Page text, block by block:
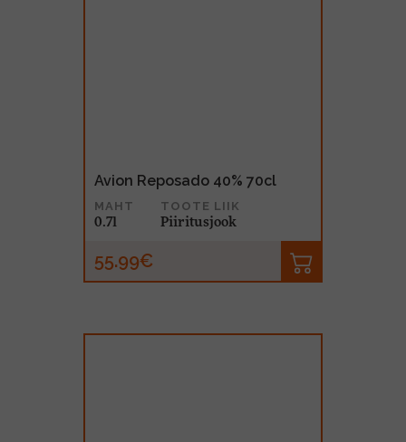
Avion Reposado 40% 70cl
MAHT
0.7l
TOOTE LIIK
Piiritusjook
55.99€